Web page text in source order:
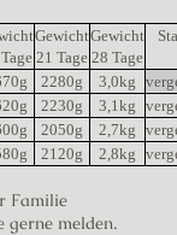
Gewicht
21 Tage
Gewicht
28 Tage
2280g 3,0kg
2230g 3,1kg
2050g 2,7kg
2120g 2,8kg
Familie
gerne melden.